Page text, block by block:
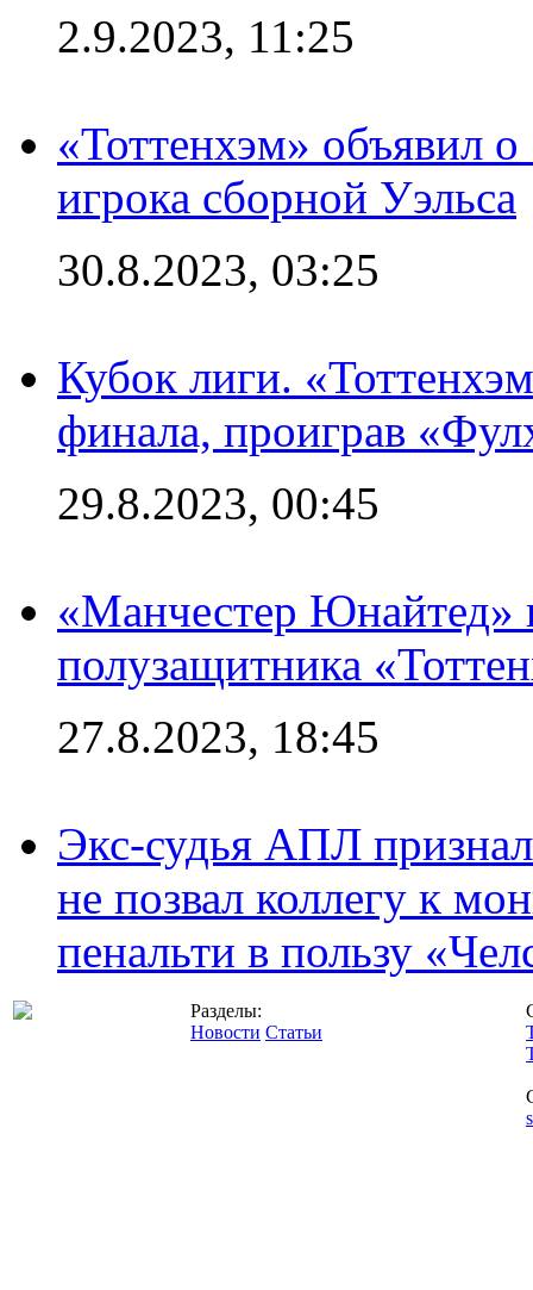
2.9.2023, 11:25
«Тоттенхэм» объявил
игрока сборной Уэльса
30.8.2023, 03:25
Кубок лиги.
финала, проиграв
29.8.2023, 00:45
«Манчестер Юнайтед»
полузащитника
27.8.2023, 18:45
Экс-судья АПЛ
не позвал коллегу к
пенальти в пользу
Разделы:
Новости Статьи